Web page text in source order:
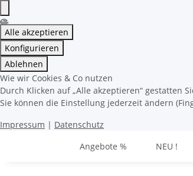
Alle akzeptieren
Konfigurieren
Ablehnen
Wie wir Cookies & Co nutzen
Durch Klicken auf „Alle akzeptieren“ gestatten
Sie können die Einstellung jederzeit ändern
Impressum | Datenschutz
Angebote %
NEU !